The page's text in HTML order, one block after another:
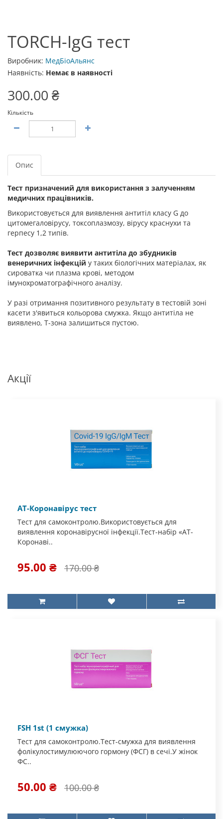
TORCH-IgG тест
Виробник: МедБіоАльянс
Наявність: Немає в наявності
300.00 ₴
Кількість
Опис
Тест призначений для використання з залученням
медичних працівників.
Використовується для виявлення антитіл класу G до
цитомегаловірусу, токсоплазмозу, вірусу краснухи та
герпесу 1,2 типів.
Тест дозволяє виявити антитіла до збудників
венеричних інфекцій у таких біологічних матеріалах, як
сироватка чи плазма крові, методом
імунохроматографічного аналізу.
У разі отримання позитивного результату в тестовій зоні
касети з'явиться кольорова смужка. Якщо антитіла не
виявлено, Т-зона залишиться пустою.
Акції
АТ-Коронавірус тест
Тест для самоконтролю.Використовується для
виявлення коронавірусної інфекції.Тест-набір «АТ-
Коронаві..
95.00 ₴ 170.00 ₴
FSH 1st (1 смужка)
Тест для самоконтролю.Тест-смужка для виявлення
фолікулостимулюючого гормону (ФСГ) в сечі.У жінок
ФС..
50.00 ₴ 100.00 ₴